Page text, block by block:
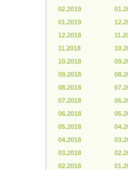
02.2019
01.2019
12.2018
11.2018
10.2018
09.2018
08.2018
07.2018
06.2018
05.2018
04.2018
03.2018
02.2018